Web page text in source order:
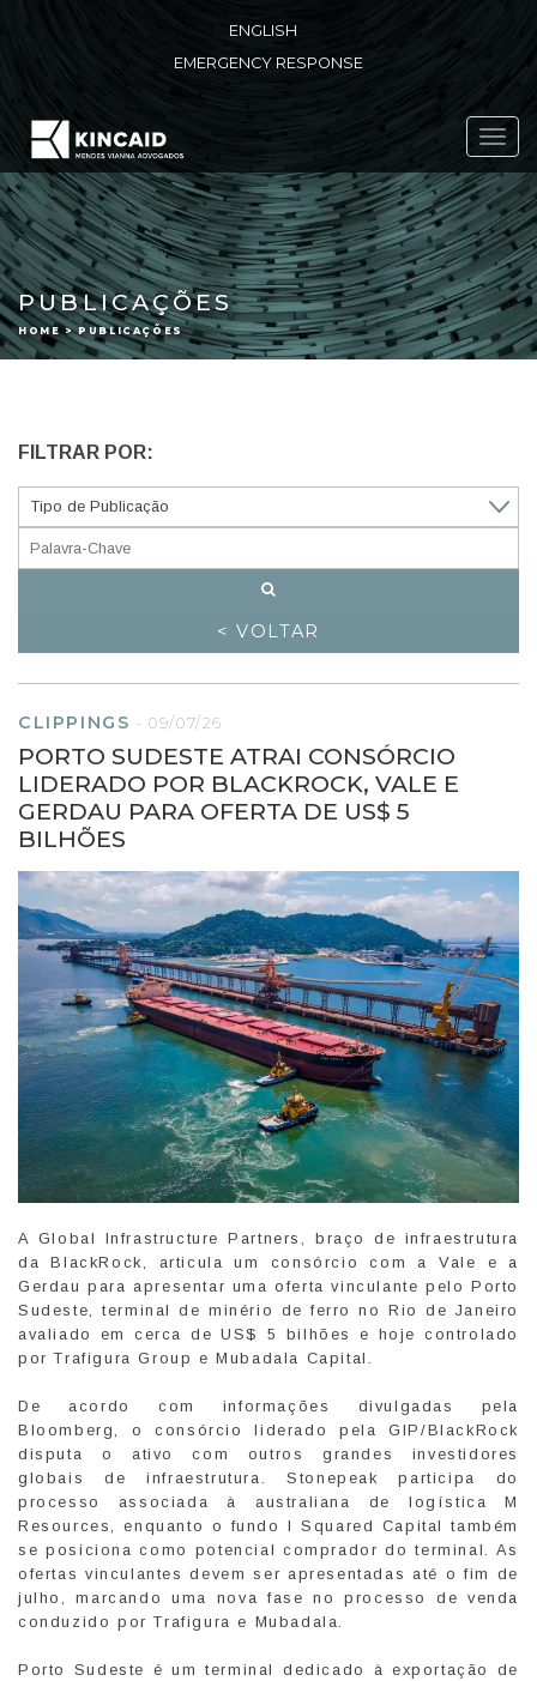
ENGLISH
EMERGENCY RESPONSE
PUBLICAÇÕES
HOME > PUBLICAÇÕES
FILTRAR POR:
< VOLTAR
CLIPPINGS -09/07/26
PORTO SUDESTE ATRAI CONSÓRCIO
LIDERADO POR BLACKROCK, VALE E
GERDAU PARA OFERTA DE US$ 5
BILHÕES
A Global Infrastructure Partners, braço de infraestrutura
da BlackRock, articula um consórcio com a Vale e a
Gerdau para apresentar uma oferta vinculante pelo Porto
Sudeste, terminal de minério de ferro no Rio de Janeiro
avaliado em cerca de US$ 5 bilhões e hoje controlado
por Trafigura Group e Mubadala Capital.
De acordo com informações divulgadas pela
Bloomberg, o consórcio liderado pela GIP/BlackRock
disputa o ativo com outros grandes investidores
globais de infraestrutura. Stonepeak participa do
processo associada à australiana de logística M
Resources, enquanto o fundo I Squared Capital também
se posiciona como potencial comprador do terminal. As
ofertas vinculantes devem ser apresentadas até o fim de
julho, marcando uma nova fase no processo de venda
conduzido por Trafigura e Mubadala.
Porto Sudeste é um terminal dedicado à exportação de